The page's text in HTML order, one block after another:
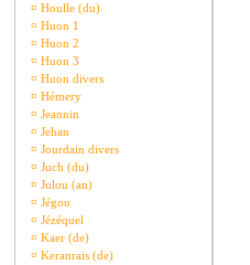
¤ Houlle (du)
¤ Huon 1
¤ Huon 2
¤ Huon 3
¤ Huon divers
¤ Hémery
¤ Jeannin
¤ Jehan
¤ Jourdain divers
¤ Juch (du)
¤ Julou (an)
¤ Jégou
¤ Jézéquel
¤ Kaer (de)
¤ Keranrais (de)